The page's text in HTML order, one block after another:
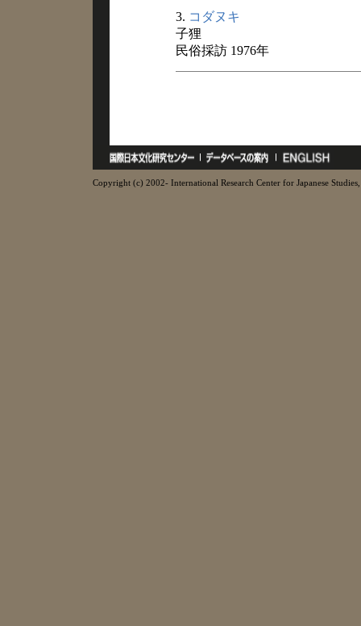
3. コダヌキ
子狸
民俗採訪 1976年
Copyright (c) 2002- International Research Center for Japanese